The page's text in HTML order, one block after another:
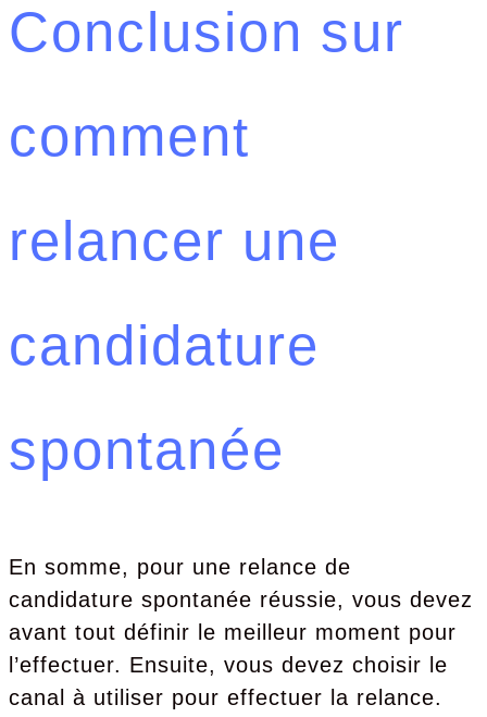
Conclusion sur
comment
relancer une
candidature
spontanée
En somme, pour une relance de
candidature spontanée réussie, vous devez
avant tout définir le meilleur moment pour
l’effectuer. Ensuite, vous devez choisir le
canal à utiliser pour effectuer la relance.